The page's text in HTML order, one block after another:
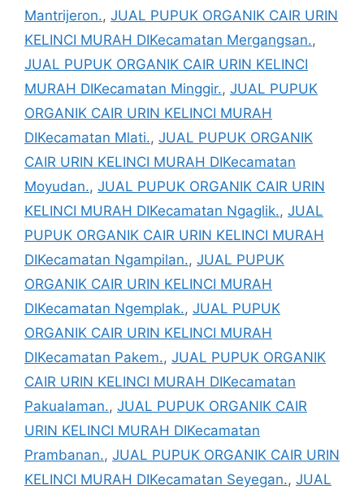
Mantrijeron., JUAL PUPUK ORGANIK CAIR URIN
KELINCI MURAH DIKecamatan Mergangsan.,
JUAL PUPUK ORGANIK CAIR URIN KELINCI
MURAH DIKecamatan Minggir., JUAL PUPUK
ORGANIK CAIR URIN KELINCI MURAH
DIKecamatan Mlati., JUAL PUPUK ORGANIK
CAIR URIN KELINCI MURAH DIKecamatan
Moyudan., JUAL PUPUK ORGANIK CAIR URIN
KELINCI MURAH DIKecamatan Ngaglik., JUAL
PUPUK ORGANIK CAIR URIN KELINCI MURAH
DIKecamatan Ngampilan., JUAL PUPUK
ORGANIK CAIR URIN KELINCI MURAH
DIKecamatan Ngemplak., JUAL PUPUK
ORGANIK CAIR URIN KELINCI MURAH
DIKecamatan Pakem., JUAL PUPUK ORGANIK
CAIR URIN KELINCI MURAH DIKecamatan
Pakualaman., JUAL PUPUK ORGANIK CAIR
URIN KELINCI MURAH DIKecamatan
Prambanan., JUAL PUPUK ORGANIK CAIR URIN
KELINCI MURAH DIKecamatan Seyegan., JUAL